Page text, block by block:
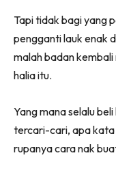
Tapi tidak bagi yang
pengganti lauk enak
malah badan
halia itu.
Yang mana selalu
tercari-cari, apa kata
rupanya cara nak